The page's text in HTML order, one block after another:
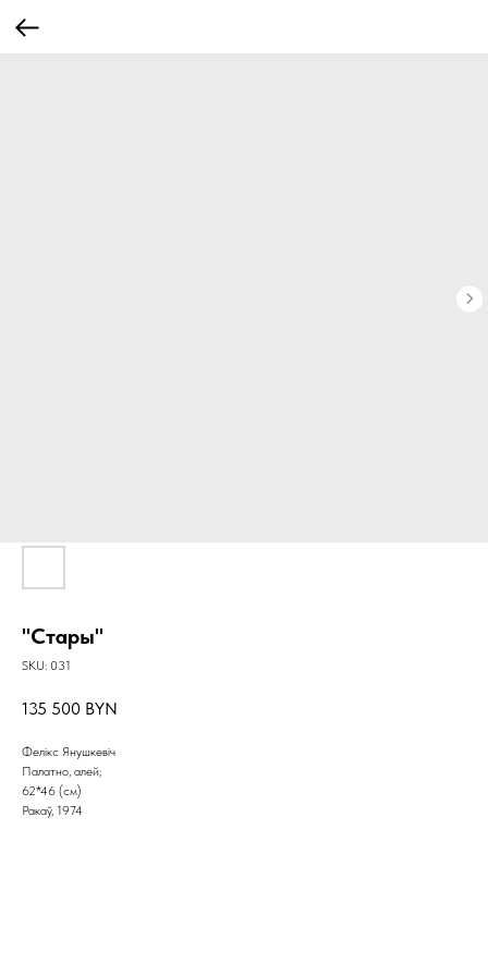
"Стары"
SKU: 031
135 500 BYN
Фелікс Янушкевіч
Палатно, алей;
62*46 (см)
Ракаў, 1974